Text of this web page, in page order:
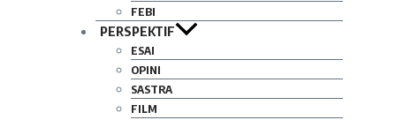
FEBI
PERSPEKTIF
ESAI
OPINI
SASTRA
FILM